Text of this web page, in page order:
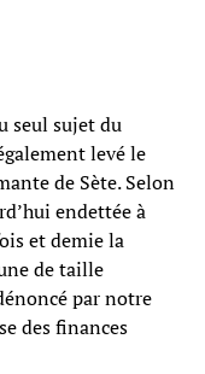
seul sujet du
levé le
de Sète. Selon
endettée à
et demie la
de taille
par notre
des finances